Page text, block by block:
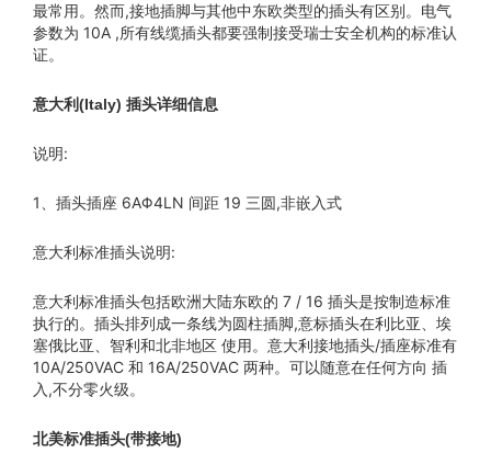
最常用。然而,接地插脚与其他中东欧类型的插头有区别。电气
参数为 10A ,所有线缆插头都要强制接受瑞士安全机构的标准认
证。
意大利(Italy) 插头详细信息
说明:
1、插头插座 6AΦ4LN 间距 19 三圆,非嵌入式
意大利标准插头说明:
意大利标准插头包括欧洲大陆东欧的 7 / 16 插头是按制造标准
执行的。插头排列成一条线为圆柱插脚,意标插头在利比亚、埃
塞俄比亚、智利和北非地区 使用。意大利接地插头/插座标准有
10A/250VAC 和 16A/250VAC 两种。可以随意在任何方向 插
入,不分零火级。
北美标准插头(带接地)